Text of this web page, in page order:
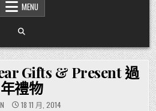
MENU
Gifts & Present 過
年禮物
18 11 月, 2014